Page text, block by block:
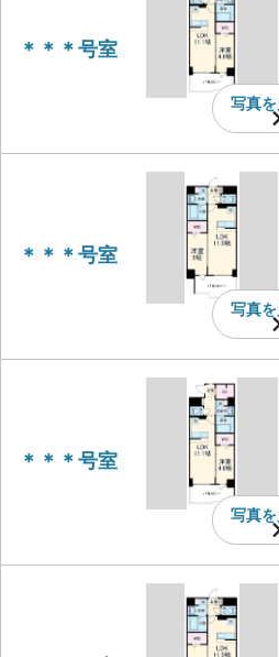
＊＊＊号室
写真を
＊＊＊号室
写真を
＊＊＊号室
写真を